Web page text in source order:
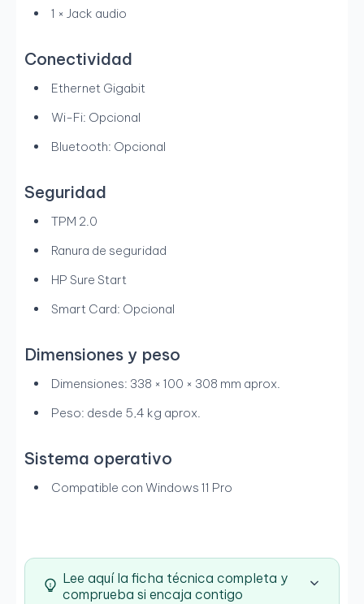
1 × Jack audio
Conectividad
Ethernet Gigabit
Wi-Fi: Opcional
Bluetooth: Opcional
Seguridad
TPM 2.0
Ranura de seguridad
HP Sure Start
Smart Card: Opcional
Dimensiones y peso
Dimensiones: 338 × 100 × 308 mm aprox.
Peso: desde 5,4 kg aprox.
Sistema operativo
Compatible con Windows 11 Pro
Lee aquí la ficha técnica completa y
comprueba si encaja contigo